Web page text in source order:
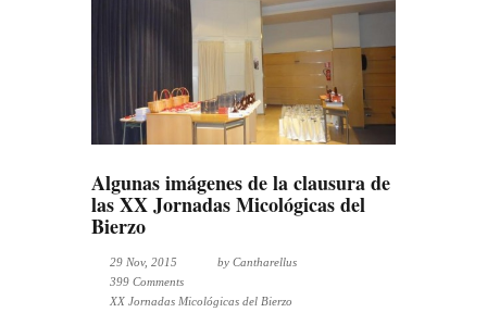
Algunas imágenes de la clausura de
las XX Jornadas Micológicas del
Bierzo
29 Nov, 2015 by Cantharellus
399 Comments
XX Jornadas Micológicas del Bierzo